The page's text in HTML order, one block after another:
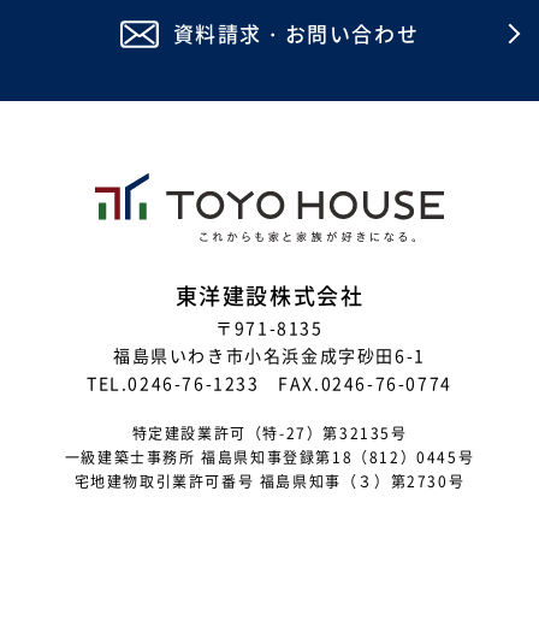
資料請求・お問い合わせ
東洋建設株式会社
〒971-8135
福島県いわき市小名浜金成字砂田6-1
TEL.0246-76-1233 FAX.0246-76-0774
特定建設業許可（特-27）第32135号
一級建築士事務所 福島県知事登録第18（812）0445号
宅地建物取引業許可番号 福島県知事（３）第2730号